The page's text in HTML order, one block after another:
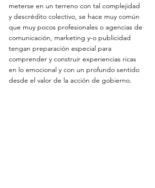
meterse en un terreno con tal complejidad
y descrédito colectivo, se hace muy común
que muy pocos profesionales o agencias de
comunicación, marketing y-o publicidad
tengan preparación especial para
comprender y construir experiencias ricas
en lo emocional y con un profundo sentido
desde el valor de la acción de gobierno.